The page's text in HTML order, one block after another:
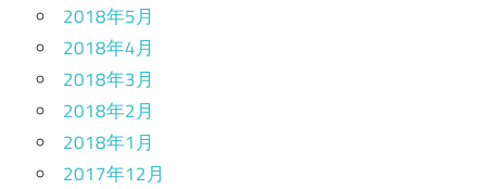
2018年5月
2018年4月
2018年3月
2018年2月
2018年1月
2017年12月